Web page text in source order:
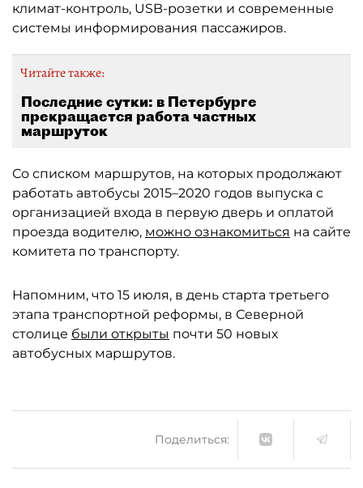
климат-контроль, USB-розетки и современные
системы информирования пассажиров.
Читайте также:
Последние сутки: в Петербурге
прекращается работа частных
маршруток
Со списком маршрутов, на которых продолжают
работать автобусы 2015–2020 годов выпуска с
организацией входа в первую дверь и оплатой
проезда водителю, можно ознакомиться на сайте
комитета по транспорту.
Напомним, что 15 июля, в день старта третьего
этапа транспортной реформы, в Северной
столице были открыты почти 50 новых
автобусных маршрутов.
Поделиться: